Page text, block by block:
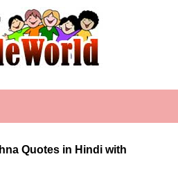
Quotes in Hindi with